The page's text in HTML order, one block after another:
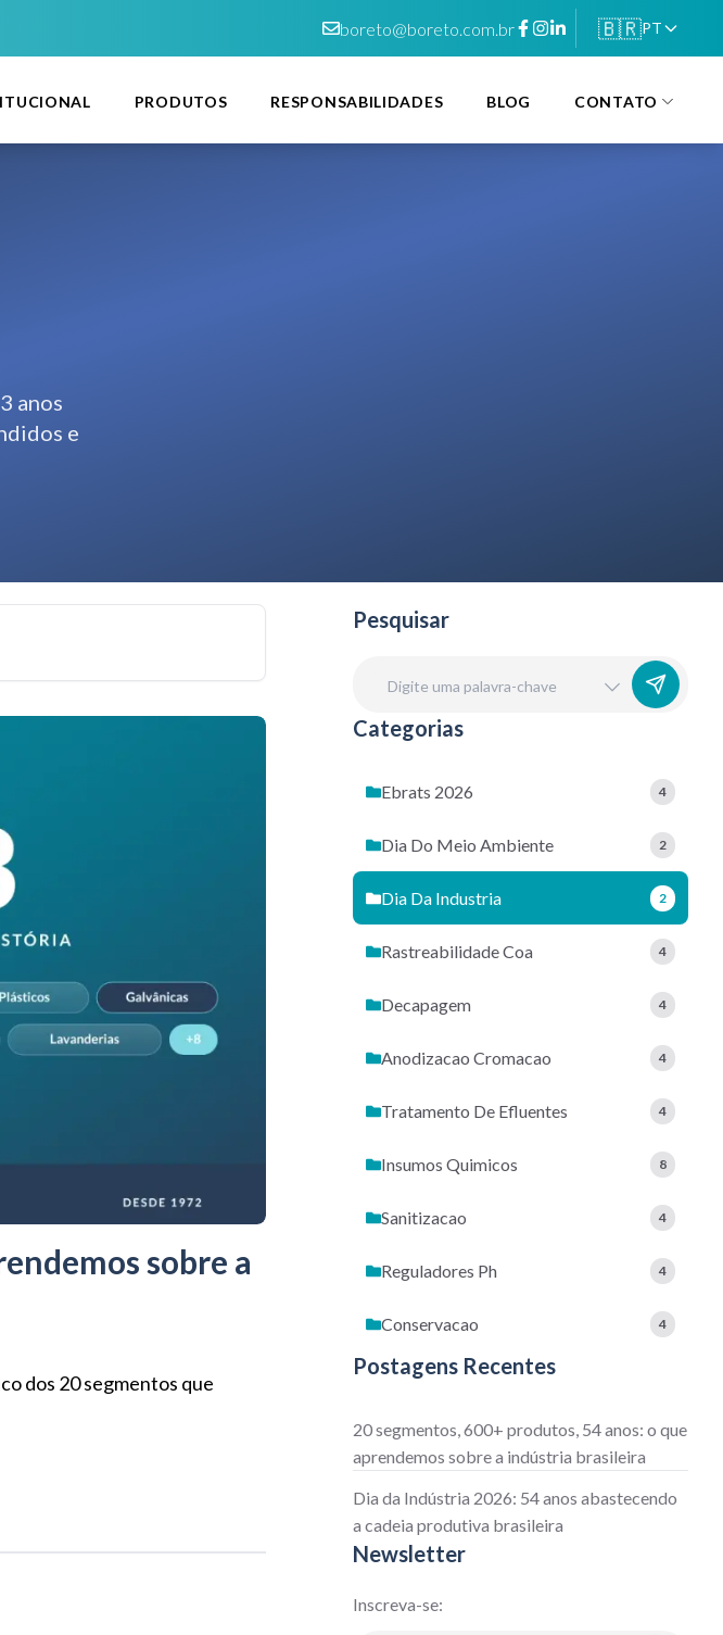
boreto@boreto.com.br 🇧🇷PT
PRODUTOS RESPONSABILIDADES BLOG CONTATO
anos
e
sobre a
dos 20 segmentos que
Pesquisar
Categorias
Ebrats 2026 4
Dia Do Meio Ambiente 2
Dia Da Industria 2
Rastreabilidade Coa 4
Decapagem 4
Anodizacao Cromacao 4
Tratamento De Efluentes 4
Insumos Quimicos 8
Sanitizacao 4
Reguladores Ph 4
Conservacao 4
Postagens Recentes
20 segmentos, 600+ produtos, 54 anos: o que
aprendemos sobre a indústria brasileira
Dia da Indústria 2026: 54 anos abastecendo
a cadeia produtiva brasileira
Newsletter
Inscreva-se: